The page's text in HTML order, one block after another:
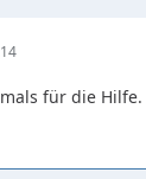
für die Hilfe.